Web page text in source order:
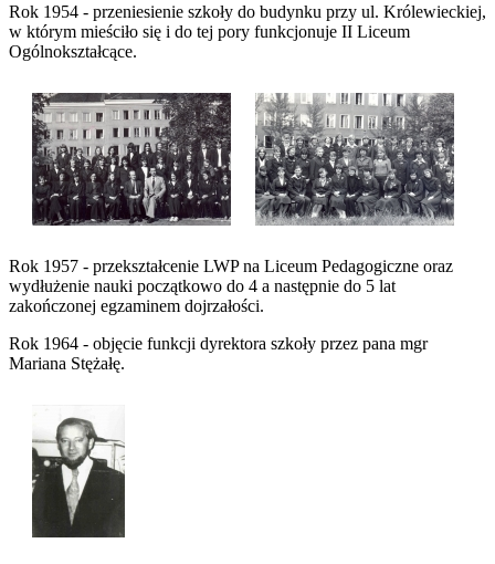
Rok 1954 - przeniesienie szkoły do budynku przy ul. Królewieckiej,
w którym mieściło się i do tej pory funkcjonuje II Liceum
Ogólnokształcące.
Rok 1957 - przekształcenie LWP na Liceum Pedagogiczne oraz
wydłużenie nauki początkowo do 4 a następnie do 5 lat
zakończonej egzaminem dojrzałości.
Rok 1964 - objęcie funkcji dyrektora szkoły przez pana mgr
Mariana Stężałę.